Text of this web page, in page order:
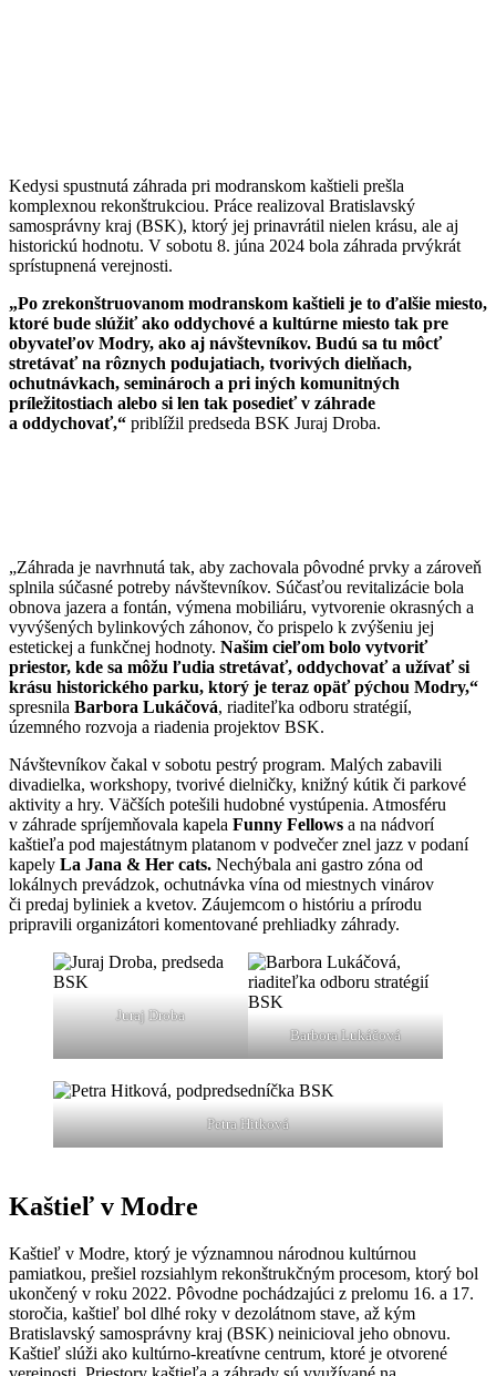
Kedysi spustnutá záhrada pri modranskom kaštieli prešla
komplexnou rekonštrukciou. Práce realizoval Bratislavský
samosprávny kraj (BSK), ktorý jej prinavrátil nielen krásu, ale aj
historickú hodnotu. V sobotu 8. júna 2024 bola záhrada prvýkrát
sprístupnená verejnosti.
„Po zrekonštruovanom modranskom kaštieli je to ďalšie miesto,
ktoré bude slúžiť ako oddychové a kultúrne miesto tak pre
obyvateľov Modry, ako aj návštevníkov. Budú sa tu môcť
stretávať na rôznych podujatiach, tvorivých dielňach,
ochutnávkach, seminároch a pri iných komunitných
príležitostiach alebo si len tak posedieť v záhrade
a oddychovať,“ priblížil predseda BSK Juraj Droba.
„Záhrada je navrhnutá tak, aby zachovala pôvodné prvky a zároveň
splnila súčasné potreby návštevníkov. Súčasťou revitalizácie bola
obnova jazera a fontán, výmena mobiliáru, vytvorenie okrasných a
vyvýšených bylinkových záhonov, čo prispelo k zvýšeniu jej
estetickej a funkčnej hodnoty. Našim cieľom bolo vytvoriť
priestor, kde sa môžu ľudia stretávať, oddychovať a užívať si
krásu historického parku, ktorý je teraz opäť pýchou Modry,“
spresnila Barbora Lukáčová, riaditeľka odboru stratégií,
územného rozvoja a riadenia projektov BSK.
Návštevníkov čakal v sobotu pestrý program. Malých zabavili
divadielka, workshopy, tvorivé dielničky, knižný kútik či parkové
aktivity a hry. Väčších potešili hudobné vystúpenia. Atmosféru
v záhrade spríjemňovala kapela Funny Fellows a na nádvorí
kaštieľa pod majestátnym platanom v podvečer znel jazz v podaní
kapely La Jana & Her cats. Nechýbala ani gastro zóna od
lokálnych prevádzok, ochutnávka vína od miestnych vinárov
či predaj byliniek a kvetov. Záujemcom o históriu a prírodu
pripravili organizátori komentované prehliadky záhrady.
Juraj Droba
Barbora Lukáčová
Petra Hitková
Kaštieľ v Modre
Kaštieľ v Modre, ktorý je významnou národnou kultúrnou
pamiatkou, prešiel rozsiahlym rekonštrukčným procesom, ktorý bol
ukončený v roku 2022. Pôvodne pochádzajúci z prelomu 16. a 17.
storočia, kaštieľ bol dlhé roky v dezolátnom stave, až kým
Bratislavský samosprávny kraj (BSK) neinicioval jeho obnovu.
Kaštieľ slúži ako kultúrno-kreatívne centrum, ktoré je otvorené